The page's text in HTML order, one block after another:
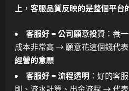
上， 客服品質反映的是整個平台
客服好 = 公司願意投資 ：養
成本非常高 → 願意花這個錢代表
經營的意願
客服好 = 流程透明 ：好的客